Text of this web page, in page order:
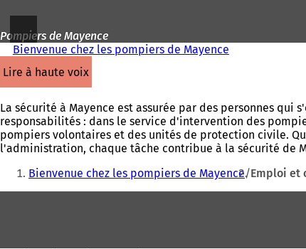
Pompiers de Mayence
Bienvenue chez les pompiers de Mayence
lire à haute voix
La sécurité à Mayence est assurée par des personnes
responsabilités : dans le service d'intervention des
pompiers volontaires et des unités de protection civile.
l'administration, chaque tâche contribue à la sécurité de
Vous
êtes
Bienvenue chez les pompiers de Mayence Emploi et